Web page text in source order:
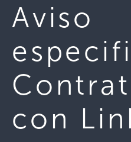
Aviso
con